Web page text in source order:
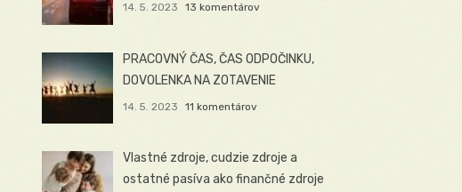
14. 5. 2023 13 komentárov
PRACOVNÝ ČAS, ČAS ODPOČINKU,
DOVOLENKA NA ZOTAVENIE
14. 5. 2023 11 komentárov
Vlastné zdroje, cudzie zdroje a
ostatné pasíva ako finančné zdroje